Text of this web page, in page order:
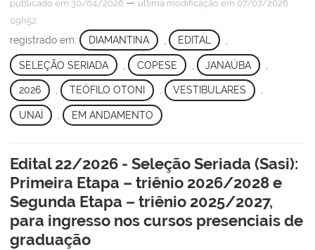
publicado em 30/04/2026 — última modificação em 07/07/2026
09h52
registrado em: DIAMANTINA EDITAL
SELEÇÃO SERIADA COPESE JANAÚBA
2026 , TEÓFILO OTONI , VESTIBULARES ,
UNAÍ EM ANDAMENTO
Edital 22/2026 - Seleção Seriada (Sasi):
Primeira Etapa – triênio 2026/2028 e
Segunda Etapa – triênio 2025/2027,
para ingresso nos cursos presenciais de
graduação